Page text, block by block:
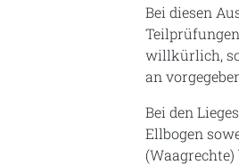
Bei diesen
willkürlich,
an
Bei den
Ellbogen
(Waagrechte)